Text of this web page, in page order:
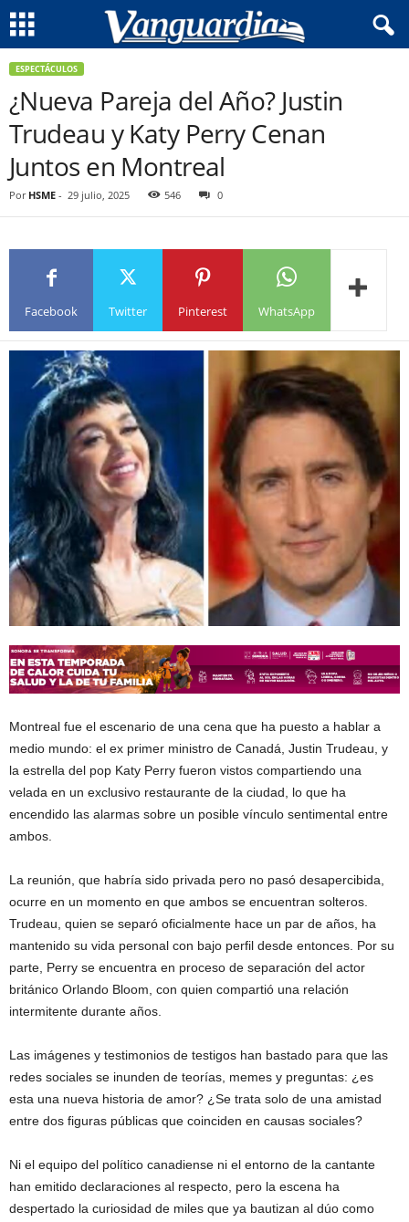
ESPECTÁCULOS
¿Nueva Pareja del Año? Justin
Trudeau y Katy Perry Cenan
Juntos en Montreal
Por HSME - 29 julio, 2025 546 0
Facebook Twitter Pinterest WhatsApp
Montreal fue el escenario de una cena que ha puesto a hablar a
medio mundo: el ex primer ministro de Canadá, Justin Trudeau, y
la estrella del pop Katy Perry fueron vistos compartiendo una
velada en un exclusivo restaurante de la ciudad, lo que ha
encendido las alarmas sobre un posible vínculo sentimental entre
ambos.
La reunión, que habría sido privada pero no pasó desapercibida,
ocurre en un momento en que ambos se encuentran solteros.
Trudeau, quien se separó oficialmente hace un par de años, ha
mantenido su vida personal con bajo perfil desde entonces. Por su
parte, Perry se encuentra en proceso de separación del actor
británico Orlando Bloom, con quien compartió una relación
intermitente durante años.
Las imágenes y testimonios de testigos han bastado para que las
redes sociales se inunden de teorías, memes y preguntas: ¿es
esta una nueva historia de amor? ¿Se trata solo de una amistad
entre dos figuras públicas que coinciden en causas sociales?
Ni el equipo del político canadiense ni el entorno de la cantante
han emitido declaraciones al respecto, pero la escena ha
despertado la curiosidad de miles que ya bautizan al dúo como